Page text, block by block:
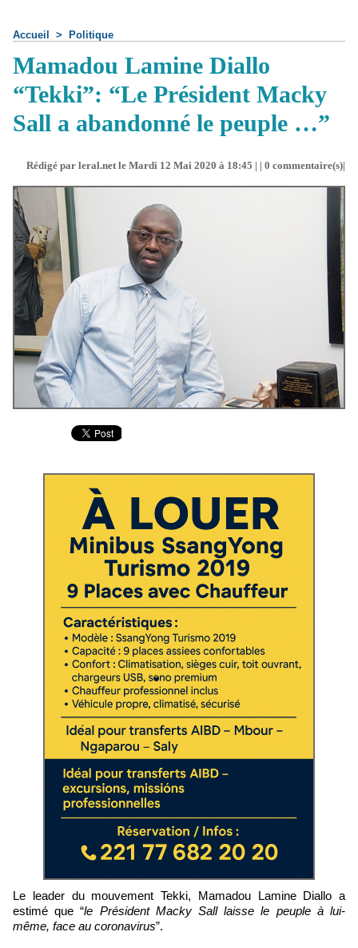
Accueil > Politique
Mamadou Lamine Diallo
“Tekki”: “Le Président Macky
Sall a abandonné le peuple …”
Rédigé par leral.net le Mardi 12 Mai 2020 à 18:45 | | 0 commentaire(s)|
Le leader du mouvement Tekki, Mamadou Lamine Diallo a
estimé que “le Président Macky Sall laisse le peuple à lui-
même, face au coronavirus”.